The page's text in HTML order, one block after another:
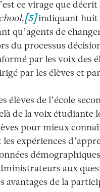
ce virage que
[5]indiquant huit
qu’agents de
du processus
par les voix des
par les élèves et
élèves de l’école
de la voix étudiante
pour mieux
les expériences
aux
avantages de la